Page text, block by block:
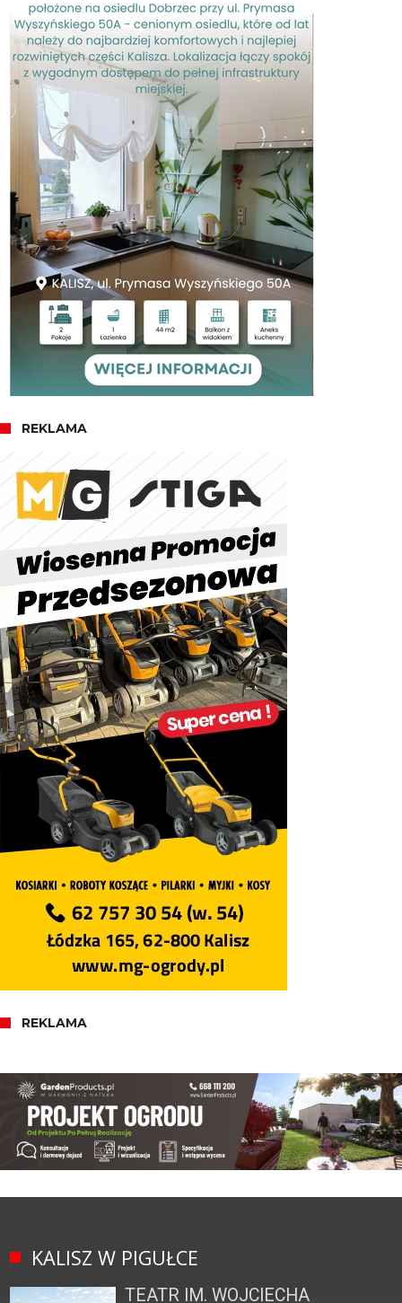
REKLAMA
REKLAMA
KALISZ W PIGUŁCE
TEATR IM. WOJCIECHA